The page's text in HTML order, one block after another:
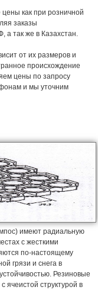
как при розничной
заказы
а так же в Казахстан.
от их размеров и
происхождение
цены по запросу
и мы уточним
имеют радиальную
с жесткими
по-настоящему
грязи и снега в
Резиновые
ячеистой структурой в